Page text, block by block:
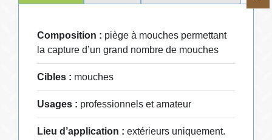
Composition : piège à mouches permettant
la capture d’un grand nombre de mouches
Cibles : mouches
Usages : professionnels et amateur
Lieu d’application : extérieurs uniquement.